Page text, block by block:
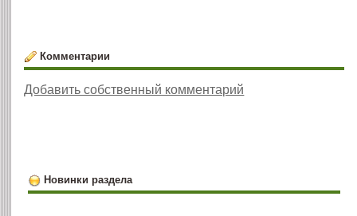
Комментарии
Добавить собственный комментарий
Новинки раздела